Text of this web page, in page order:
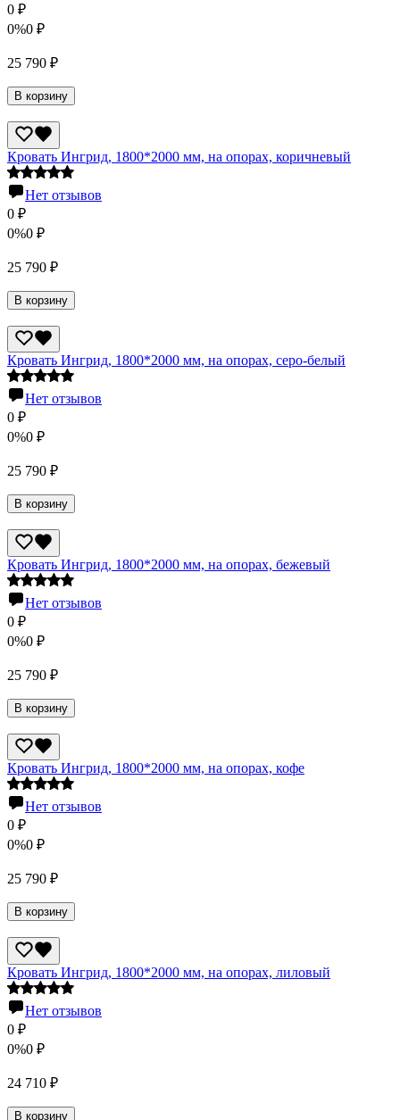
0 ₽
0%0 ₽
25 790 ₽
В корзину
Кровать Ингрид, 1800*2000 мм, на опорах, коричневый
Нет отзывов
0 ₽
0%0 ₽
25 790 ₽
В корзину
Кровать Ингрид, 1800*2000 мм, на опорах, серо-белый
Нет отзывов
0 ₽
0%0 ₽
25 790 ₽
В корзину
Кровать Ингрид, 1800*2000 мм, на опорах, бежевый
Нет отзывов
0 ₽
0%0 ₽
25 790 ₽
В корзину
Кровать Ингрид, 1800*2000 мм, на опорах, кофе
Нет отзывов
0 ₽
0%0 ₽
25 790 ₽
В корзину
Кровать Ингрид, 1800*2000 мм, на опорах, лиловый
Нет отзывов
0 ₽
0%0 ₽
24 710 ₽
В корзину